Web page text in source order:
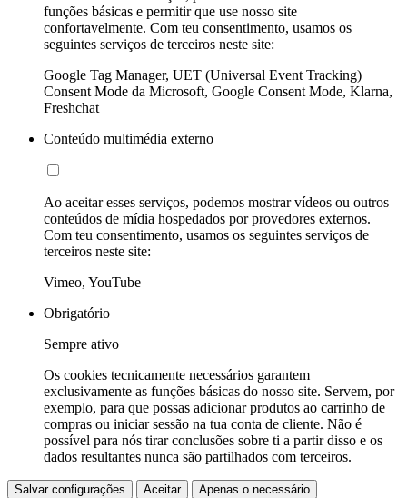
funções básicas e permitir que use nosso site
confortavelmente. Com teu consentimento, usamos os
seguintes serviços de terceiros neste site:
Google Tag Manager, UET (Universal Event Tracking)
Consent Mode da Microsoft, Google Consent Mode, Klarna,
Freshchat
Conteúdo multimédia externo
Ao aceitar esses serviços, podemos mostrar vídeos ou outros
conteúdos de mídia hospedados por provedores externos.
Com teu consentimento, usamos os seguintes serviços de
terceiros neste site:
Vimeo, YouTube
Obrigatório
Sempre ativo
Os cookies tecnicamente necessários garantem
exclusivamente as funções básicas do nosso site. Servem, por
exemplo, para que possas adicionar produtos ao carrinho de
compras ou iniciar sessão na tua conta de cliente. Não é
possível para nós tirar conclusões sobre ti a partir disso e os
dados resultantes nunca são partilhados com terceiros.
Salvar configurações Aceitar Apenas o necessário